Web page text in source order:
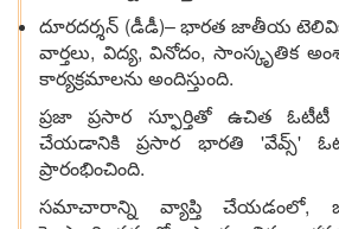
దూరదర్శన్ (డీడీ)– భారత జాతీయ
వార్తలు, విద్య, వినోదం, సాంస్కృతిక
కార్యక్రమాలను అందిస్తుంది.
ప్రజా ప్రసార స్ఫూర్తితో ఉచిత
చేయడానికి ప్రసార భారతి 'వేవ్స్'
ప్రారంభించింది.
సమాచారాన్ని వ్యాప్తి చేయడంలో,